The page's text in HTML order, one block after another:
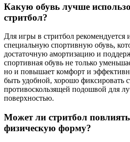
Какую обувь лучше
стритбол?
Для игры в стритбол рекомендуется
специальную спортивную обувь,
достаточную амортизацию и
спортивная обувь не только
но и повышает комфорт и
быть удобной, хорошо фиксировать
противоскользящей подошвой для
поверхностью.
Может ли стритбол
физическую форму?